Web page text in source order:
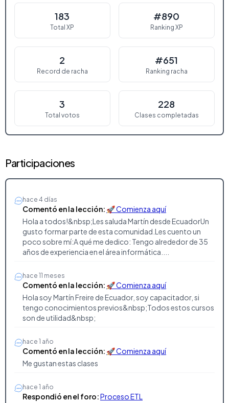
183
Total XP
#890
Ranking XP
2
Record de racha
#651
Ranking racha
3
Total votos
228
Clases completadas
Participaciones
hace 4 días
Comentó en la lección: 🚀 Comienza aquí
Hola a todos!&nbsp;Les saluda Martín desde EcuadorUn
gusto formar parte de esta comunidad.Les cuento un
poco sobre mí:A qué me dedico: Tengo alrededor de 35
años de experiencia en el área informática....
hace 11 meses
Comentó en la lección: 🚀 Comienza aquí
Hola soy Martín Freire de Ecuador, soy capacitador, si
tengo conocimientos previos&nbsp;Todos estos cursos
son de utilidad&nbsp;
hace 1 año
Comentó en la lección: 🚀 Comienza aquí
Me gustan estas clases
hace 1 año
Respondió en el foro:Proceso ETL